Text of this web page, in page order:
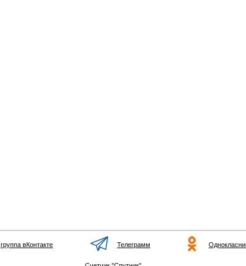
группа вКонтакте Телеграмм